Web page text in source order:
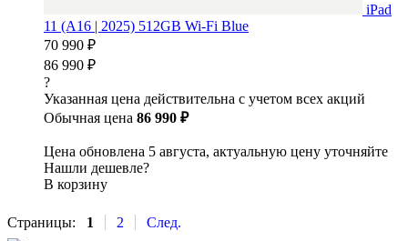
iPad
11 (A16 | 2025) 512GB Wi-Fi Blue
70 990 ₽
86 990 ₽
?
Указанная цена действительна с учетом всех акций
Обычная цена 86 990 ₽
Цена обновлена 5 августа, актуальную цену уточняйте
Нашли дешевле?
В корзину
Страницы: 1 2 След.